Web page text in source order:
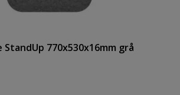
770x530x16mm grå